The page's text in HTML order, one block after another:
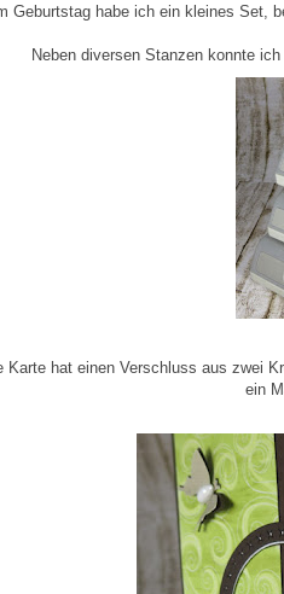
Geburtstag habe ich ein kleines Set,
Neben diversen Stanzen konnte
Karte hat einen Verschluss aus zwei
ein